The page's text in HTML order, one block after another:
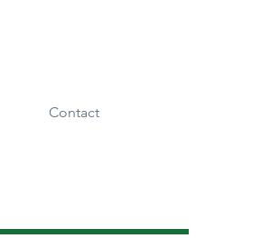
Contact